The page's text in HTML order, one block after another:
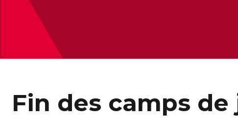
Fin des camps de